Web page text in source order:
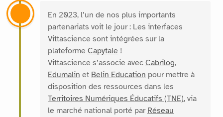
En 2023, l’un de nos plus importants
partenariats voit le jour : Les interfaces
Vittascience sont intégrées sur la
plateforme Capytale !
Vittascience s’associe avec Cabrilog,
Edumalin et Belin Education pour mettre à
disposition des ressources dans les
Territoires Numériques Éducatifs (TNE), via
le marché national porté par Réseau